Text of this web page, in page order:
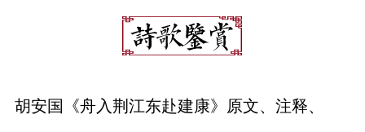
胡安国《舟入荆江东赴建康》原文、注释、